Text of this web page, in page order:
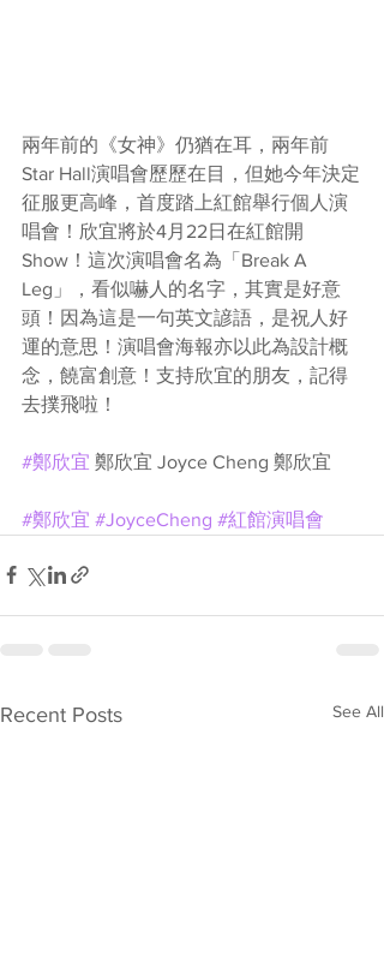
兩年前的《女神》仍猶在耳，兩年前
Star Hall演唱會歷歷在目，但她今年決定
征服更高峰，首度踏上紅館舉行個人演
唱會！欣宜將於4月22日在紅館開
Show！這次演唱會名為「Break A
Leg」，看似嚇人的名字，其實是好意
頭！因為這是一句英文諺語，是祝人好
運的意思！演唱會海報亦以此為設計概
念，饒富創意！支持欣宜的朋友，記得
去撲飛啦！
#鄭欣宜 鄭欣宜 Joyce Cheng 鄭欣宜
#鄭欣宜 #JoyceCheng #紅館演唱會
Recent Posts See All